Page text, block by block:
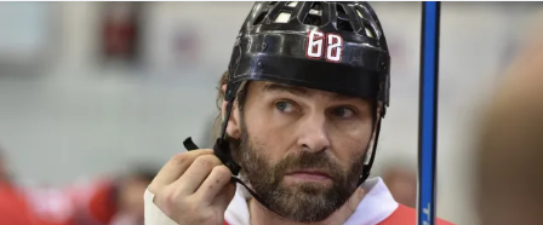
Cyklistika
DALŠÍ SPORTY
Baseball a softbal
Soutěže